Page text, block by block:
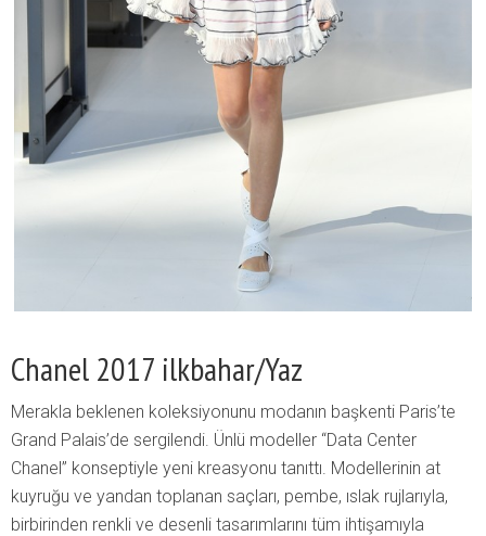
Chanel 2017 ilkbahar/Yaz
Merakla beklenen koleksiyonunu modanın başkenti Paris’te
Grand Palais’de sergilendi. Ünlü modeller “Data Center
Chanel” konseptiyle yeni kreasyonu tanıttı. Modellerinin at
kuyruğu ve yandan toplanan saçları, pembe, ıslak rujlarıyla,
birbirinden renkli ve desenli tasarımlarını tüm ihtişamıyla